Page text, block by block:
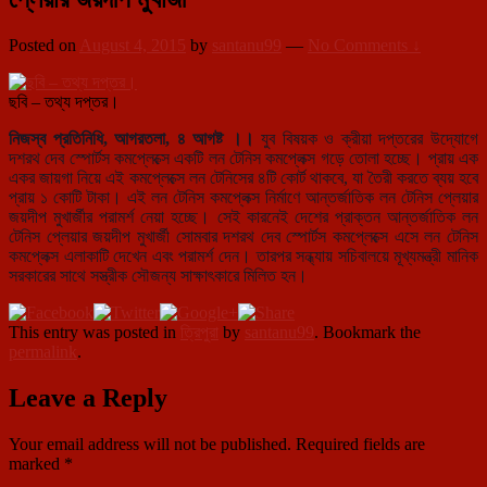
Posted on August 4, 2015 by santanu99 — No Comments ↓
ছবি – তথ্য দপ্তর।
নিজস্ব প্রতিনিধি, আগরতলা, ৪ আগষ্ট ।। যুব বিষয়ক ও ক্রীয়া দপ্তরের উদ্যোগে
দশরথ দেব স্পোর্টস কমপ্লেক্সে একটি লন টেনিস কমপ্লেক্স গড়ে তোলা হচ্ছে। প্রায় এক
একর জায়গা নিয়ে এই কমপ্লেক্সে লন টেনিসের ৪টি কোর্ট থাকবে, যা তৈরী করতে ব্যয় হবে
প্রায় ১ কোটি টাকা। এই লন টেনিস কমপ্লেক্স নির্মাণে আন্তর্জাতিক লন টেনিস প্লেয়ার
জয়দীপ মুখার্জীর পরামর্শ নেয়া হচ্ছে। সেই কারনেই দেশের প্রাক্তন আন্তর্জাতিক লন
টেনিস প্লেয়ার জয়দীপ মুখার্জী সোমবার দশরথ দেব স্পোর্টস কমপ্লেক্সে এসে লন টেনিস
কমপ্লেক্স এলাকাটি দেখেন এবং পরামর্শ দেন। তারপর সন্ধ্যায় সচিবালয়ে মূখ্যমন্ত্রী মানিক
সরকারের সাথে সস্ত্রীক সৌজন্য সাক্ষাৎকারে মিলিত হন।
This entry was posted in ত্রিপুরা by santanu99. Bookmark the
permalink.
Leave a Reply
Your email address will not be published. Required fields are
marked *